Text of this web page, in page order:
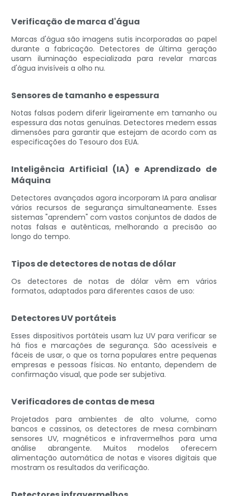
Verificação de marca d'água
Marcas d'água são imagens sutis incorporadas ao papel
durante a fabricação. Detectores de última geração
usam iluminação especializada para revelar marcas
d'água invisíveis a olho nu.
Sensores de tamanho e espessura
Notas falsas podem diferir ligeiramente em tamanho ou
espessura das notas genuínas. Detectores medem essas
dimensões para garantir que estejam de acordo com as
especificações do Tesouro dos EUA.
Inteligência Artificial (IA) e Aprendizado de
Máquina
Detectores avançados agora incorporam IA para analisar
vários recursos de segurança simultaneamente. Esses
sistemas "aprendem" com vastos conjuntos de dados de
notas falsas e autênticas, melhorando a precisão ao
longo do tempo.
Tipos de detectores de notas de dólar
Os detectores de notas de dólar vêm em vários
formatos, adaptados para diferentes casos de uso:
Detectores UV portáteis
Esses dispositivos portáteis usam luz UV para verificar se
há fios e marcações de segurança. São acessíveis e
fáceis de usar, o que os torna populares entre pequenas
empresas e pessoas físicas. No entanto, dependem de
confirmação visual, que pode ser subjetiva.
Verificadores de contas de mesa
Projetados para ambientes de alto volume, como
bancos e cassinos, os detectores de mesa combinam
sensores UV, magnéticos e infravermelhos para uma
análise abrangente. Muitos modelos oferecem
alimentação automática de notas e visores digitais que
mostram os resultados da verificação.